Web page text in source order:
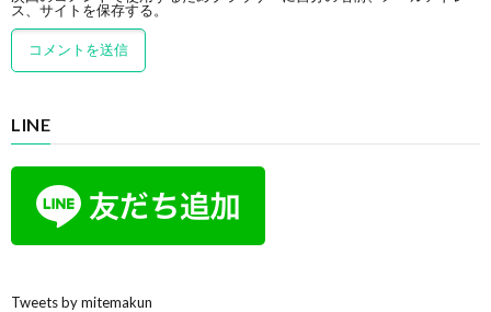
ス、サイトを保存する。
LINE
Tweets by mitemakun